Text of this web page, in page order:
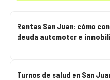
Rentas San Juan: cómo
deuda automotor e
Turnos de salud en San